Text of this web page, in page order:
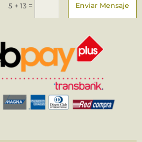
5 + 13= Enviar Mensaje